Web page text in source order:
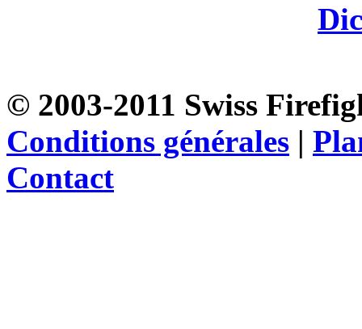
© 2003-2011 Swiss
Conditions générales |
Contact